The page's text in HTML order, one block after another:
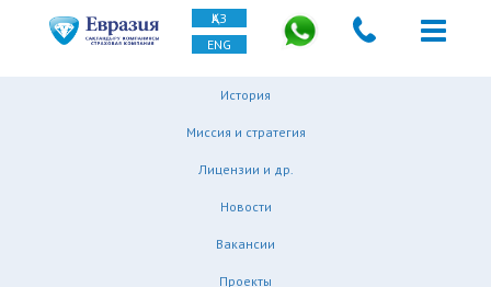
ҚАЗ
ENG
История
Миссия и стратегия
Лицензии и др.
Новости
Вакансии
Проекты